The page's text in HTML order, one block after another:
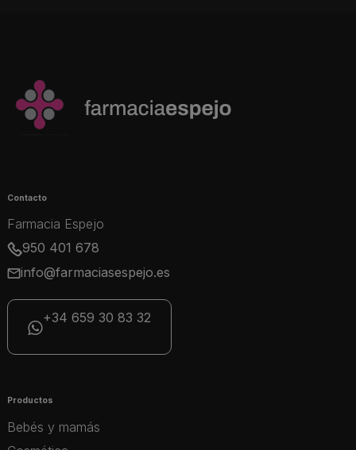
Contacto
Farmacia Espejo
950 401 678
info@farmaciasespejo.es
+34 659 30 83 32
Productos
Bebés y mamás